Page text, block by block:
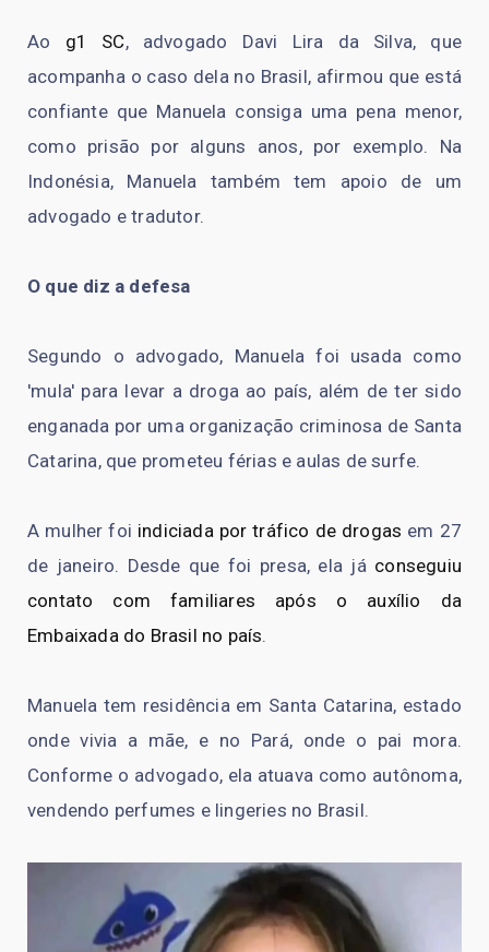
Ao g1 SC, advogado Davi Lira da Silva, que
acompanha o caso dela no Brasil, afirmou que está
confiante que Manuela consiga uma pena menor,
como prisão por alguns anos, por exemplo. Na
Indonésia, Manuela também tem apoio de um
advogado e tradutor.
O que diz a defesa
Segundo o advogado, Manuela foi usada como
'mula' para levar a droga ao país, além de ter sido
enganada por uma organização criminosa de Santa
Catarina, que prometeu férias e aulas de surfe.
A mulher foi indiciada por tráfico de drogas em 27
de janeiro. Desde que foi presa, ela já conseguiu
contato com familiares após o auxílio da
Embaixada do Brasil no país.
Manuela tem residência em Santa Catarina, estado
onde vivia a mãe, e no Pará, onde o pai mora.
Conforme o advogado, ela atuava como autônoma,
vendendo perfumes e lingeries no Brasil.